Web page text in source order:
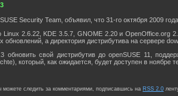
Security Team, объявил, что 31-го октября 2009
2.6.22, KDE 3.5.7, GNOME 2.20 и OpenOffice.org
а директория дистрибутива на сервере
обновить свой дистрибутив до openSUSE 11,
который, как ожидается, будет доступен в ноябре
можете следить за комментариями, подписавшись на RSS 2.0